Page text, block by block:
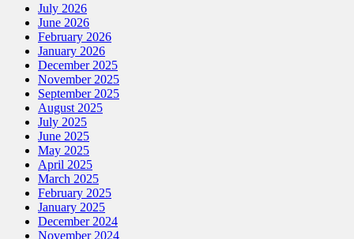
July 2026
June 2026
February 2026
January 2026
December 2025
November 2025
September 2025
August 2025
July 2025
June 2025
May 2025
April 2025
March 2025
February 2025
January 2025
December 2024
November 2024